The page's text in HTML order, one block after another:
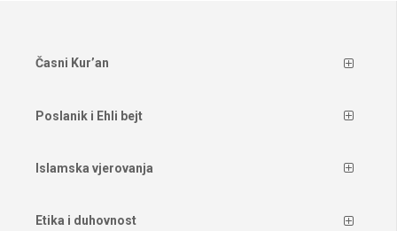
Časni Kur’an
Poslanik i Ehli bejt
Islamska vjerovanja
Etika i duhovnost